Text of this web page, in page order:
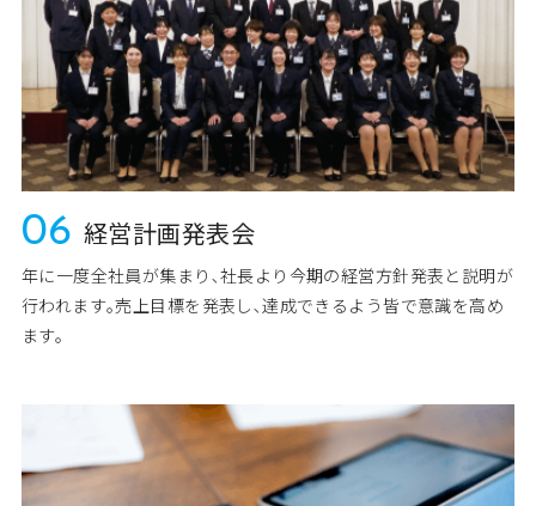
06 経営計画発表会
年に一度全社員が集まり､社長より今期の経営方針発表と説明が
行われます｡売上目標を発表し､達成できるよう皆で意識を高め
ます。